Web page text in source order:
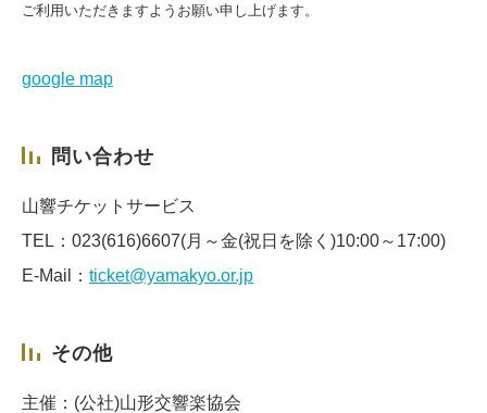
ご利用いただきますようお願い申し上げます。
google map
問い合わせ
山響チケットサービス
TEL：023(616)6607(月～金(祝日を除く)10:00～17:00)
E-Mail： ticket@yamakyo.or.jp
その他
主催：(公社)山形交響楽協会